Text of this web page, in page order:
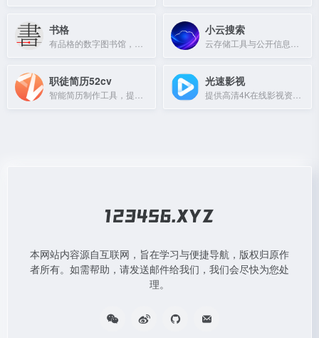
书格 小云搜索
职徒简历52cv 光速影视
本网站内容源自互联网，旨在学习与便捷导航，版权归原作
者所有。如需帮助，请发送邮件给我们，我们会尽快为您处
理。